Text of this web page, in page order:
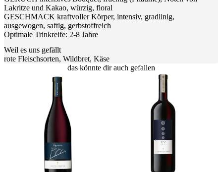
Lakritze und Kakao, würzig, floral
GESCHMACK kraftvoller Körper, intensiv, gradlinig,
ausgewogen, saftig, gerbstoffreich
Optimale Trinkreife: 2-8 Jahre
Weil es uns gefällt
rote Fleischsorten, Wildbret, Käse
das könnte dir auch gefallen